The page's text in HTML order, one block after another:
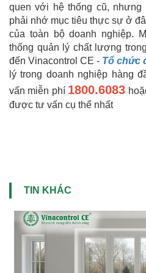
quen với hệ thống cũ,
phải nhớ mục tiêu thực sự ở
của toàn bộ doanh nghiệp.
thống quản lý chất lượng
đến Vinacontrol CE - Tổ chức
lý trong doanh nghiệp hàng
vấn miễn phí 1800.6083
được tư vấn cụ thể nhất
TIN KHÁC